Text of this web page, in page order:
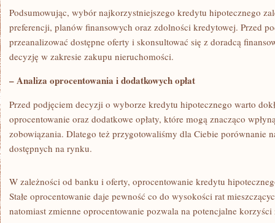
Podsumowując, wybór najkorzystniejszego kredytu hipotecznego⁣
preferencji, planów finansowych oraz zdolności kredytowej. ‌Przed
przeanalizować dostępne oferty ⁤i skonsultować się z doradcą
⁣decyzję w zakresie zakupu nieruchomości.
– ‍Analiza oprocentowania i dodatkowych opłat
Przed podjęciem decyzji ⁤o wyborze kredytu ⁢hipotecznego⁢ warto
oprocentowanie oraz dodatkowe opłaty, które mogą⁣ znacząco
zobowiązania. Dlatego też przygotowaliśmy dla Ciebie porównanie
dostępnych na rynku.
W zależności od banku i oferty, oprocentowanie kredytu
Stałe oprocentowanie daje pewność⁤ co​ do wysokości rat
natomiast zmienne oprocentowanie ‍pozwala na potencjalne